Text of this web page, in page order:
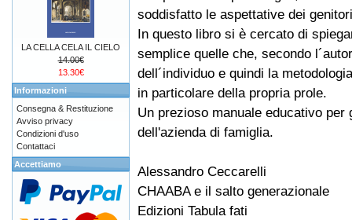
soddisfatto le aspettative dei
In questo libro si è cercato di
semplice quelle che, secondo
dell´individuo e quindi la
in particolare della propria prole.
Un prezioso manuale educativo
dell'azienda di famiglia.
Alessandro Ceccarelli
CHAABA e il salto generazionale
Edizioni Tabula fati
LA CELLA CELA IL CIELO
14.00€
13.30€
Informazioni
Consegna & Restituzione
Avviso privacy
Condizioni d'uso
Contattaci
Accettiamo